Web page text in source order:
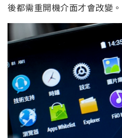
後都需重開機介面才會改變。